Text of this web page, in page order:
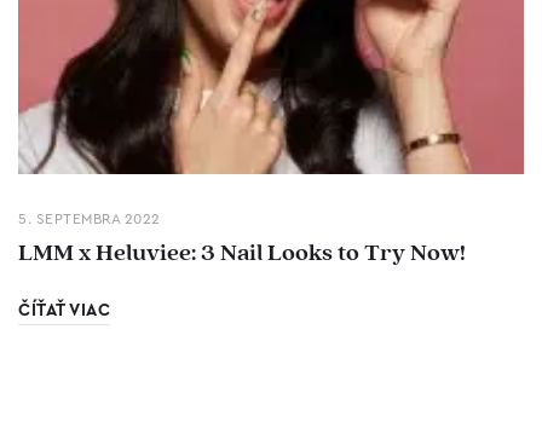
5. SEPTEMBRA 2022
LMM x Heluviee: 3 Nail Looks to Try Now!
ČÍŤAŤ VIAC